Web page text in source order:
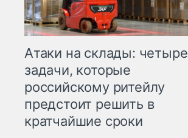
Атаки на склады: четыре
задачи, которые
российскому ритейлу
предстоит решить в
кратчайшие сроки